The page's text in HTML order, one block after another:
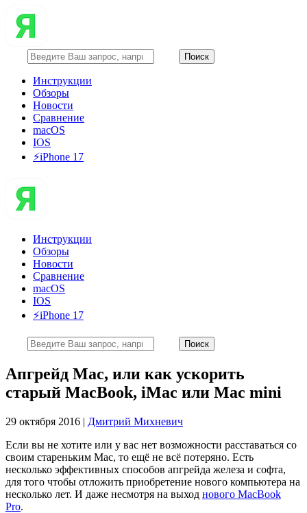
Инструкции
Обзоры
Новости
Сравнение
macOS
IOS
⚡️iPhone 17
Инструкции
Обзоры
Новости
Сравнение
macOS
IOS
⚡️iPhone 17
Апгрейд Mac, или как ускорить
старый MacBook, iMac или Mac mini
29 октября 2016 | Дмитрий Михневич
Если вы не хотите или у вас нет возможности расставаться со
своим стареньким Mac, то ещё не всё потеряно. Есть
несколько эффективных способов апгрейда железа и софта,
для того чтобы отложить приобретение нового компьютера на
несколько лет. И даже несмотря на выход нового MacBook
Pro.